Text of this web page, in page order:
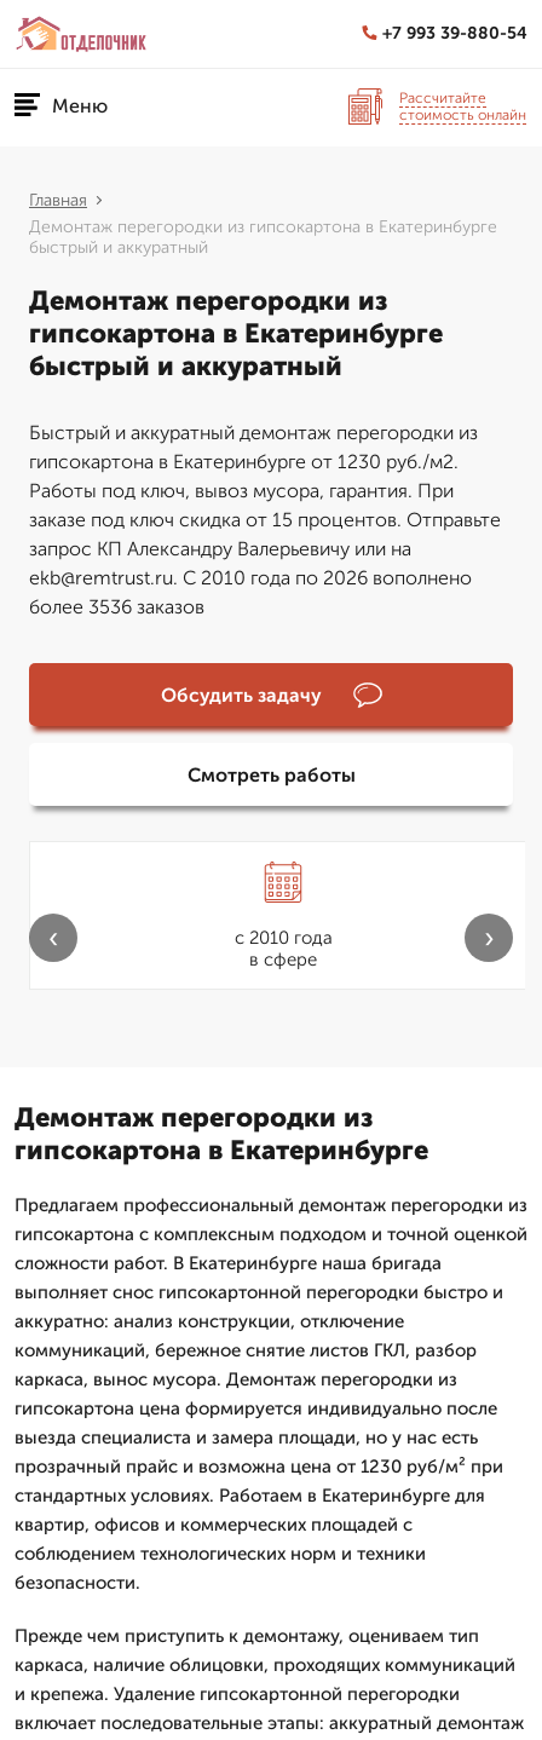
+7 993 39-880-54
Меню
Рассчитайте
стоимость онлайн
Главная
Демонтаж перегородки из гипсокартона в Екатеринбурге
быстрый и аккуратный
Демонтаж перегородки из
гипсокартона в Екатеринбурге
быстрый и аккуратный
Быстрый и аккуратный демонтаж перегородки из
гипсокартона в Екатеринбурге от 1230 руб./м2.
Работы под ключ, вывоз мусора, гарантия. При
заказе под ключ скидка от 15 процентов. Отправьте
запрос КП Александру Валерьевичу или на
ekb@remtrust.ru. С 2010 года по 2026 вополнено
более 3536 заказов
Обсудить задачу
Смотреть работы
с 2010 года
в сфере
‹ ›
Демонтаж перегородки из
гипсокартона в Екатеринбурге
Предлагаем профессиональный демонтаж перегородки из
гипсокартона с комплексным подходом и точной оценкой
сложности работ. В Екатеринбурге наша бригада
выполняет снос гипсокартонной перегородки быстро и
аккуратно: анализ конструкции, отключение
коммуникаций, бережное снятие листов ГКЛ, разбор
каркаса, вынос мусора. Демонтаж перегородки из
гипсокартона цена формируется индивидуально после
выезда специалиста и замера площади, но у нас есть
прозрачный прайс и возможна цена от 1230 руб/м² при
стандартных условиях. Работаем в Екатеринбурге для
квартир, офисов и коммерческих площадей с
соблюдением технологических норм и техники
безопасности.
Прежде чем приступить к демонтажу, оцениваем тип
каркаса, наличие облицовки, проходящих коммуникаций
и крепежа. Удаление гипсокартонной перегородки
включает последовательные этапы: аккуратный демонтаж